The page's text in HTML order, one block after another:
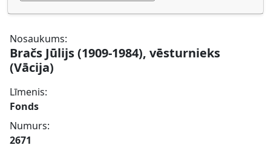
Nosaukums:
Bračs Jūlijs (1909-1984), vēsturnieks
(Vācija)
Līmenis:
Fonds
Numurs:
2671